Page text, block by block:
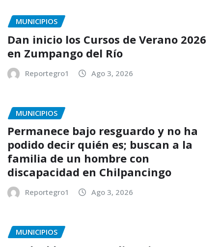
MUNICIPIOS
Dan inicio los Cursos de Verano 2026
en Zumpango del Río
Reportegro1 Ago 3, 2026
MUNICIPIOS
Permanece bajo resguardo y no ha
podido decir quién es; buscan a la
familia de un hombre con
discapacidad en Chilpancingo
Reportegro1 Ago 3, 2026
MUNICIPIOS